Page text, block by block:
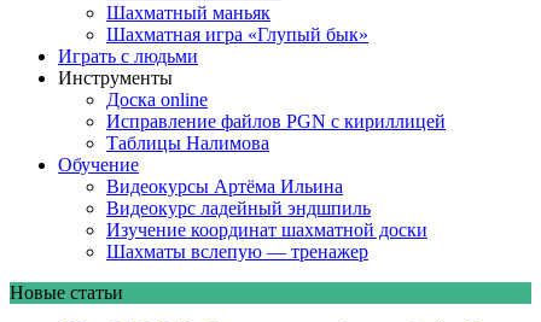
Шахматный маньяк
Шахматная игра «Глупый бык»
Играть с людьми
Инструменты
Доска online
Исправление файлов PGN с кириллицей
Таблицы Налимова
Обучение
Видеокурсы Артёма Ильина
Видеокурс ладейный эндшпиль
Изучение координат шахматной доски
Шахматы вслепую — тренажер
Новые статьи